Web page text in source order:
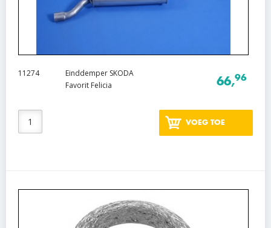
11274
Einddemper SKODA
Favorit Felicia
66,96
VOEG TOE